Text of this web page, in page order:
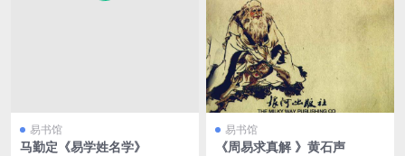
易书馆
马勤定《易学姓名学》
易书馆
《周易求真解 》黄石声